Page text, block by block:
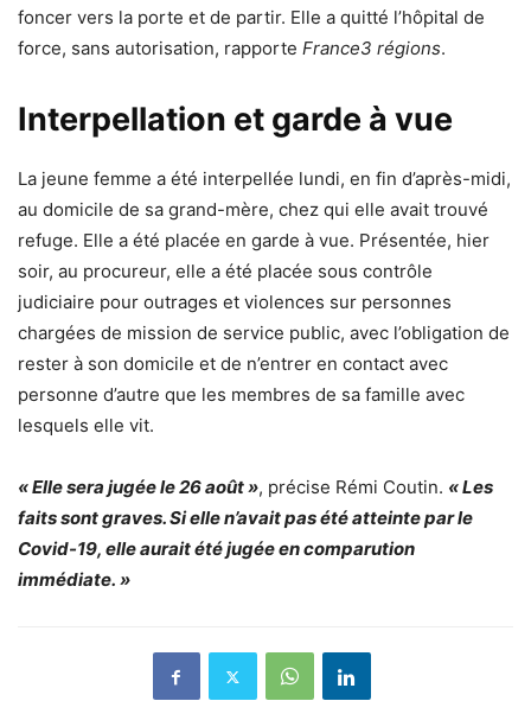
foncer vers la porte et de partir. Elle a quitté l’hôpital de
force, sans autorisation, rapporte France3 régions.
Interpellation et garde à vue
La jeune femme a été interpellée lundi, en fin d’après-midi,
au domicile de sa grand-mère, chez qui elle avait trouvé
refuge. Elle a été placée en garde à vue. Présentée, hier
soir, au procureur, elle a été placée sous contrôle
judiciaire pour outrages et violences sur personnes
chargées de mission de service public, avec l’obligation de
rester à son domicile et de n’entrer en contact avec
personne d’autre que les membres de sa famille avec
lesquels elle vit.
« Elle sera jugée le 26 août », précise Rémi Coutin. « Les
faits sont graves. Si elle n’avait pas été atteinte par le
Covid-19, elle aurait été jugée en comparution
immédiate. »